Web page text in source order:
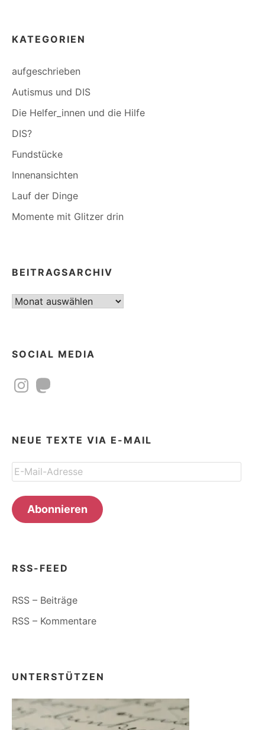
KATEGORIEN
aufgeschrieben
Autismus und DIS
Die Helfer_innen und die Hilfe
DIS?
Fundstücke
Innenansichten
Lauf der Dinge
Momente mit Glitzer drin
BEITRAGSARCHIV
Beitragsarchiv
SOCIAL MEDIA
InstagramMastodon
NEUE TEXTE VIA E-MAIL
E-
Mail-
Adresse
Abonnieren
RSS-FEED
RSS – Beiträge
RSS – Kommentare
UNTERSTÜTZEN